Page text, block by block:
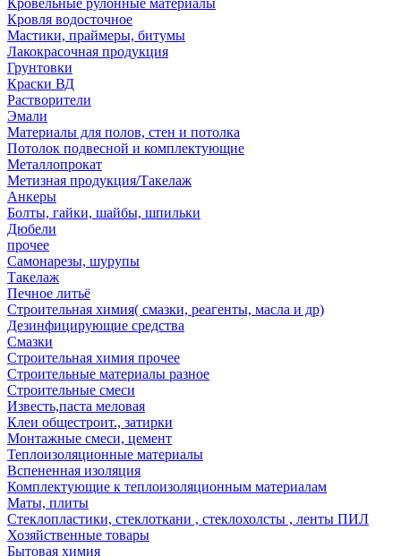
Кровельные рулонные материалы
Кровля водосточное
Мастики, праймеры, битумы
Лакокрасочная продукция
Грунтовки
Краски ВД
Растворители
Эмали
Материалы для полов, стен и потолка
Потолок подвесной и комплектующие
Металлопрокат
Метизная продукция/Такелаж
Анкеры
Болты, гайки, шайбы, шпильки
Дюбели
прочее
Самонарезы, шурупы
Такелаж
Печное литьё
Строительная химия( смазки, реагенты, масла и др)
Дезинфицирующие средства
Смазки
Строительная химия прочее
Строительные материалы разное
Строительные смеси
Известь,паста меловая
Клеи общестроит., затирки
Монтажные смеси, цемент
Теплоизоляционные материалы
Вспененная изоляция
Комплектующие к теплоизоляционным материалам
Маты, плиты
Стеклопластики, стеклоткани , стеклохолсты , ленты ПИЛ
Хозяйственные товары
Бытовая химия